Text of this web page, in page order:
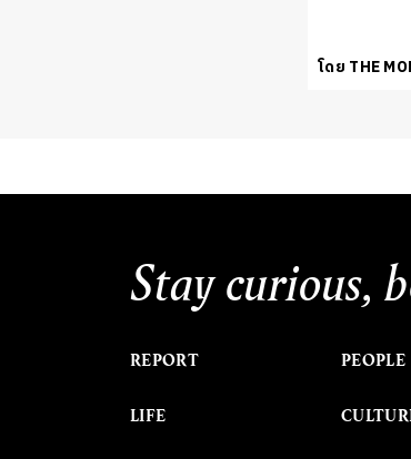
โดย THE
Stay curious,
REPORT
LIFE
PEOPLE